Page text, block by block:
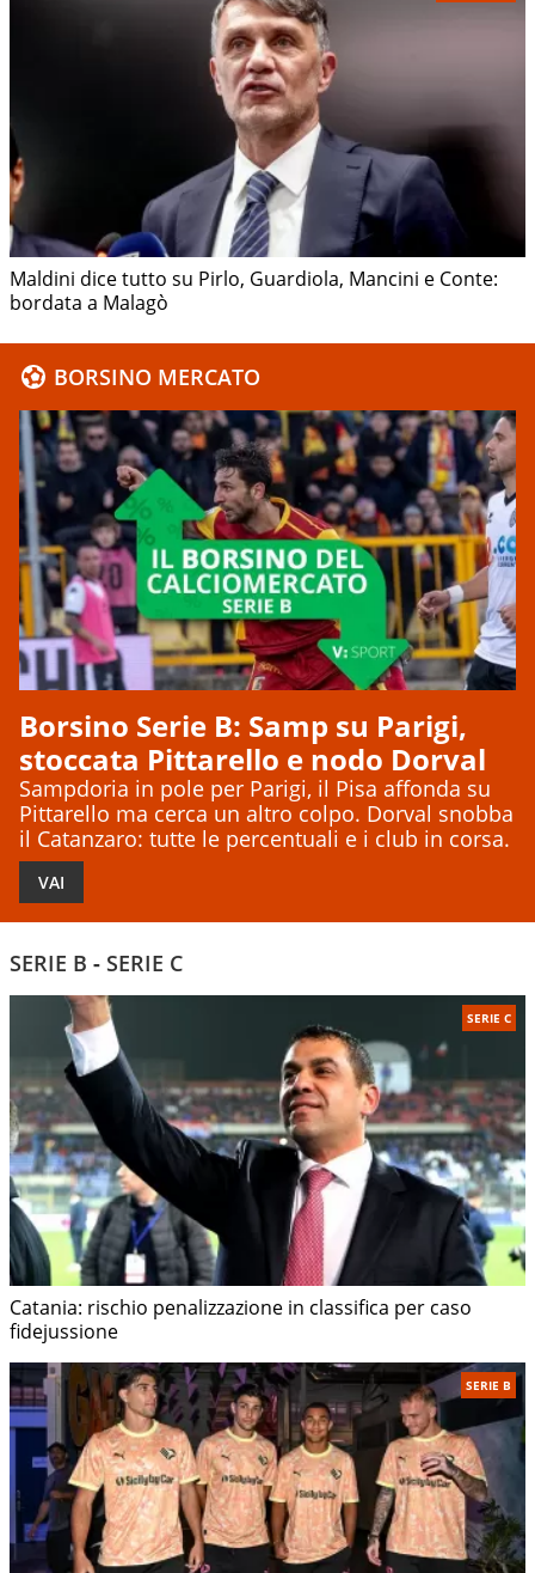
Maldini dice tutto su Pirlo, Guardiola, Mancini e Conte:
bordata a Malagò
BORSINO MERCATO
Borsino Serie B: Samp su Parigi,
stoccata Pittarello e nodo Dorval
Sampdoria in pole per Parigi, il Pisa affonda su
Pittarello ma cerca un altro colpo. Dorval snobba
il Catanzaro: tutte le percentuali e i club in corsa.
VAI
SERIE B - SERIE C
SERIE C
Catania: rischio penalizzazione in classifica per caso
fidejussione
SERIE B